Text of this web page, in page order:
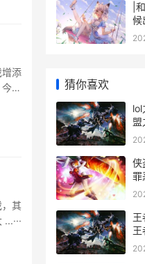
添
天
，其
|
候
猜你喜欢
lol
盟
侠
罪
王
王
说